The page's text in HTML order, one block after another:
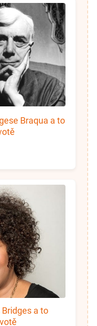
Braqua a to
a to